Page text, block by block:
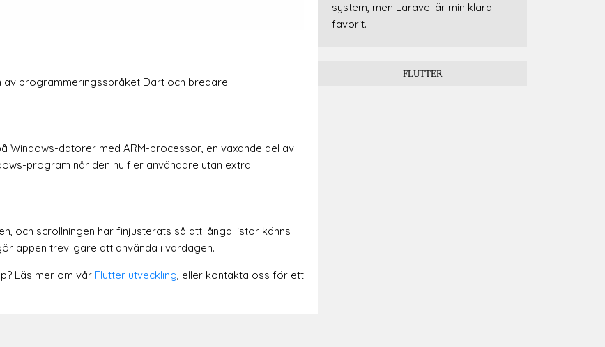
av programmeringsspråket Dart och bredare
Windows-datorer med ARM-processor, en växande del av
program når den nu fler användare utan extra
och scrollningen har finjusterats så att långa listor känns
appen trevligare att använda i vardagen.
Läs mer om vår Flutter utveckling, eller kontakta oss för ett
system, men Laravel är min klara
favorit.
FLUTTER